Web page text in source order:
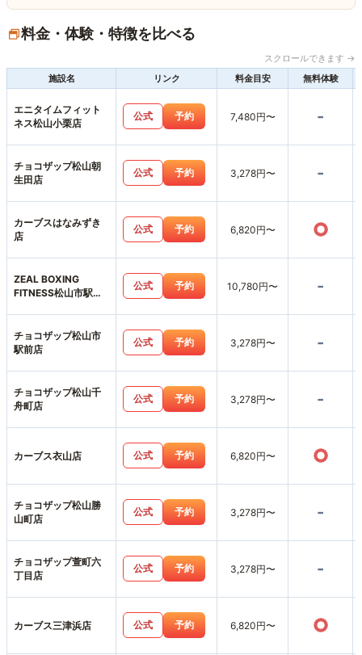
料金・体験・特徴を比べる
スクロールできます →
施設名
リンク 料金目安 無料体験
エニタイムフィット
ネス松山小栗店
公式 予約 7,480円〜 -
チョコザップ松山朝
生田店
公式 予約 3,278円〜 -
カーブスはなみずき
店
公式 予約 6,820円〜 ○
ZEAL BOXING
FITNESS松山市駅前
公式 予約 10,780円〜 -
チョコザップ松山市
駅前店
公式 予約 3,278円〜 -
チョコザップ松山千
舟町店
公式 予約 3,278円〜 -
カーブス衣山店 公式 予約 6,820円〜 ○
チョコザップ松山勝
山町店
公式 予約 3,278円〜 -
チョコザップ萱町六
丁目店
公式 予約 3,278円〜 -
カーブス三津浜店 公式 予約 6,820円〜 ○